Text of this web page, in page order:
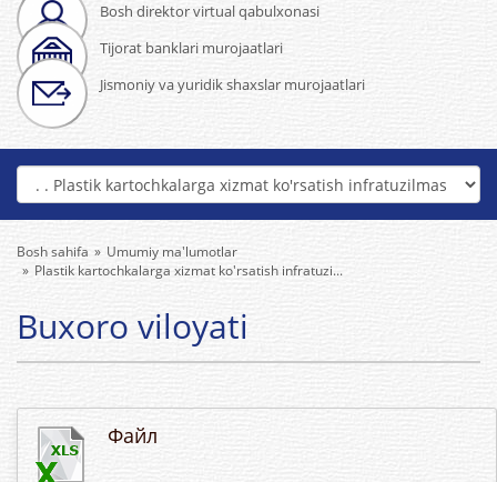
Bosh direktor virtual qabulxonasi
Tijorat banklari murojaatlari
Jismoniy va yuridik shaxslar murojaatlari
Bosh sahifa
Umumiy ma'lumotlar
Plastik kartochkalarga xizmat ko'rsatish infratuzi...
Buxoro viloyati
Файл